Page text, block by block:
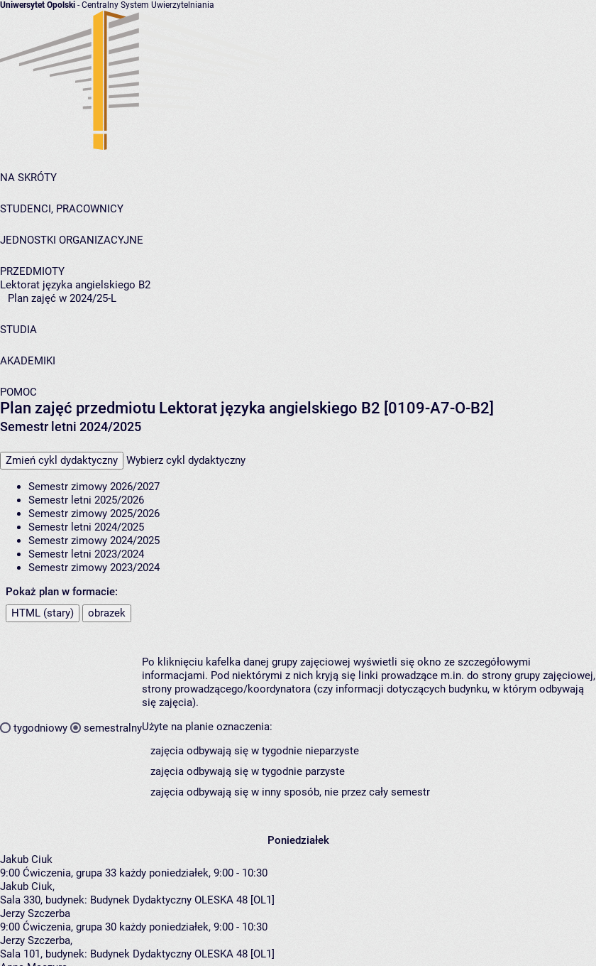
Uniwersytet Opolski - Centralny System Uwierzytelniania
NA SKRÓTY
STUDENCI, PRACOWNICY
JEDNOSTKI ORGANIZACYJNE
PRZEDMIOTY
Lektorat języka angielskiego B2
Plan zajęć w 2024/25-L
STUDIA
AKADEMIKI
POMOC
Plan zajęć przedmiotu Lektorat języka angielskiego B2 [0109-A7-O-B2]
Semestr letni 2024/2025
Zmień cykl dydaktyczny Wybierz cykl dydaktyczny
Semestr zimowy 2026/2027
Semestr letni 2025/2026
Semestr zimowy 2025/2026
Semestr letni 2024/2025
Semestr zimowy 2024/2025
Semestr letni 2023/2024
Semestr zimowy 2023/2024
Pokaż plan w formacie:
HTML (stary)
obrazek
tygodniowy semestralny
Po kliknięciu kafelka danej grupy zajęciowej wyświetli się okno ze szczegółowymi
informacjami. Pod niektórymi z nich kryją się linki prowadzące m.in. do strony grupy zajęciowej,
strony prowadzącego/koordynatora (czy informacji dotyczących budynku, w którym odbywają
się zajęcia).
Użyte na planie oznaczenia:
zajęcia odbywają się w tygodnie nieparzyste
zajęcia odbywają się w tygodnie parzyste
zajęcia odbywają się w inny sposób, nie przez cały semestr
Poniedziałek
Jakub Ciuk
9:00 Ćwiczenia, grupa 33 każdy poniedziałek, 9:00 - 10:30
Jakub Ciuk,
Sala 330, budynek: Budynek Dydaktyczny OLESKA 48 [OL1]
Jerzy Szczerba
9:00 Ćwiczenia, grupa 30 każdy poniedziałek, 9:00 - 10:30
Jerzy Szczerba,
Sala 101, budynek: Budynek Dydaktyczny OLESKA 48 [OL1]